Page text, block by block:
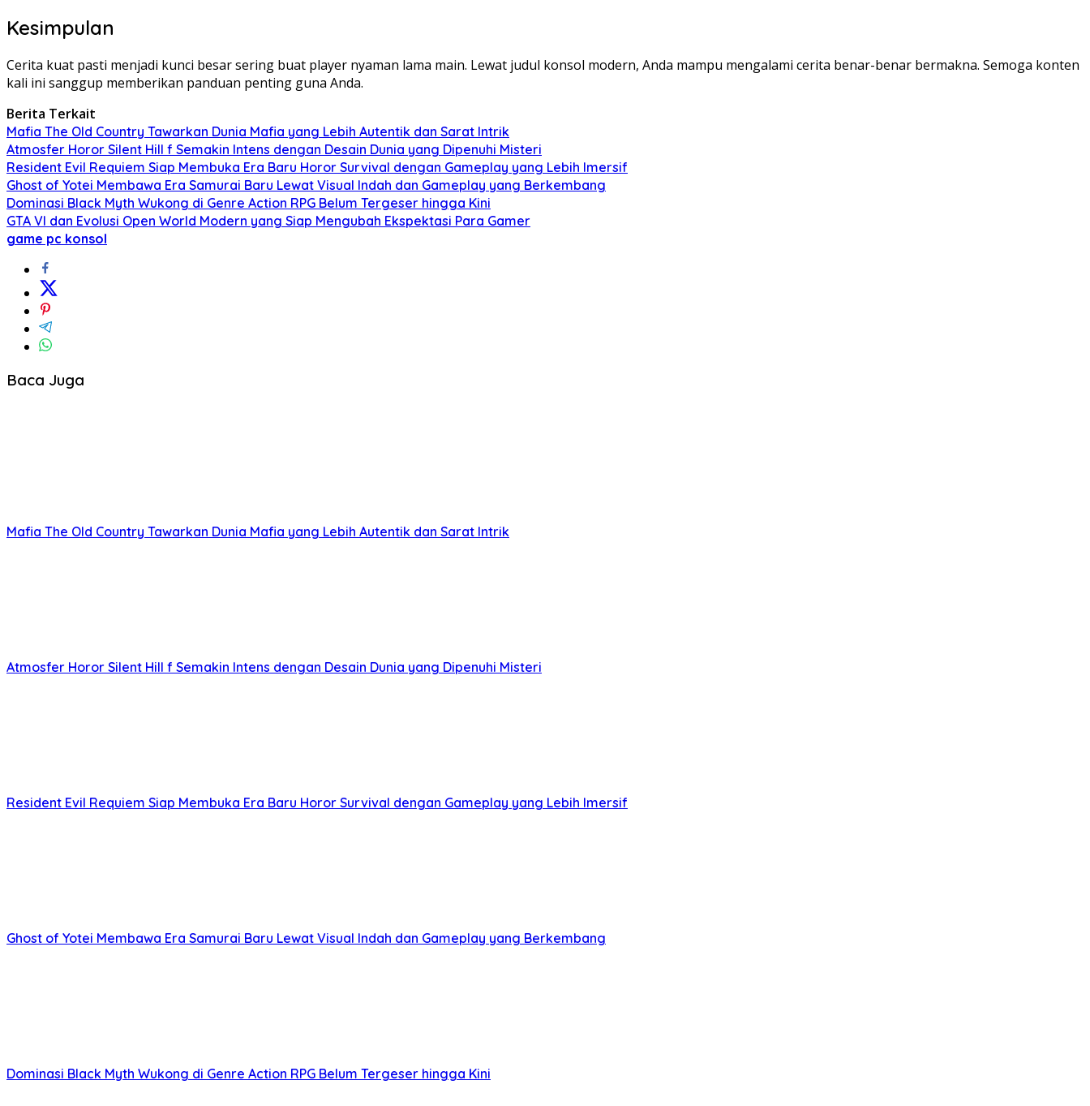
Kesimpulan
Cerita kuat pasti menjadi kunci besar sering buat player nyaman lama main. Lewat judul konsol modern, Anda mampu mengalami cerita benar-benar bermakna. Semoga konten
kali ini sanggup memberikan panduan penting guna Anda.
Berita Terkait
Mafia The Old Country Tawarkan Dunia Mafia yang Lebih Autentik dan Sarat Intrik
Atmosfer Horor Silent Hill f Semakin Intens dengan Desain Dunia yang Dipenuhi Misteri
Resident Evil Requiem Siap Membuka Era Baru Horor Survival dengan Gameplay yang Lebih Imersif
Ghost of Yotei Membawa Era Samurai Baru Lewat Visual Indah dan Gameplay yang Berkembang
Dominasi Black Myth Wukong di Genre Action RPG Belum Tergeser hingga Kini
GTA VI dan Evolusi Open World Modern yang Siap Mengubah Ekspektasi Para Gamer
game pc konsol
Baca Juga
Mafia The Old Country Tawarkan Dunia Mafia yang Lebih Autentik dan Sarat Intrik
Atmosfer Horor Silent Hill f Semakin Intens dengan Desain Dunia yang Dipenuhi Misteri
Resident Evil Requiem Siap Membuka Era Baru Horor Survival dengan Gameplay yang Lebih Imersif
Ghost of Yotei Membawa Era Samurai Baru Lewat Visual Indah dan Gameplay yang Berkembang
Dominasi Black Myth Wukong di Genre Action RPG Belum Tergeser hingga Kini